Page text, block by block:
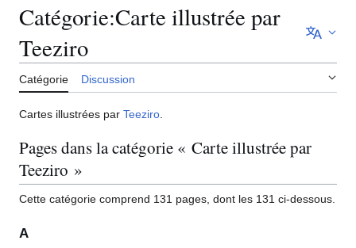
Catégorie:Carte illustrée par
Teeziro
Catégorie Discussion
Cartes illustrées par Teeziro
Pages dans la catégorie « Carte illustrée par
Teeziro »
Cette catégorie comprend 131 pages, dont les 131 ci-dessous.
A